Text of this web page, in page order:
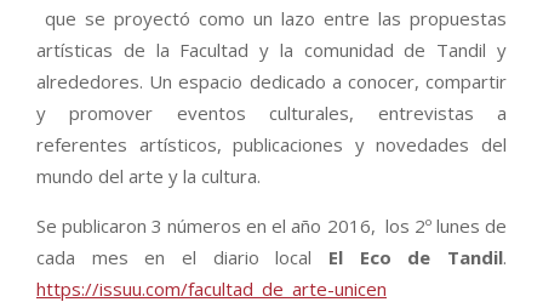
que se proyectó como un lazo entre las propuestas
artísticas de la Facultad y la comunidad de Tandil y
alrededores. Un espacio dedicado a conocer, compartir
y promover eventos culturales, entrevistas a
referentes artísticos, publicaciones y novedades del
mundo del arte y la cultura.
Se publicaron 3 números en el año 2016, los 2º lunes de
cada mes en el diario local El Eco de Tandil.
https://issuu.com/facultad_de_arte-unicen